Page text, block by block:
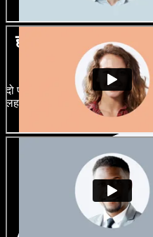
हर तरह के लहजों में
दो प्रोजेक्ट्स का एक जैसा लगना
लहजों में से चुनें, और बारीकी से ट्यून